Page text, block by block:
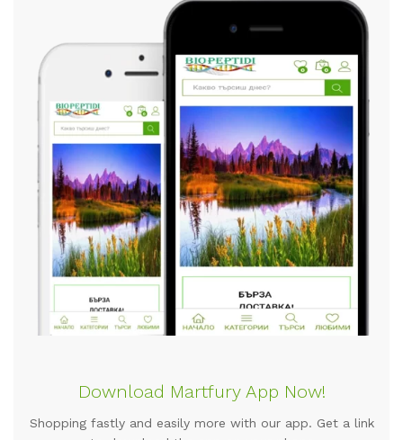
Download Martfury App Now!
Shopping fastly and easily more with our app. Get a link